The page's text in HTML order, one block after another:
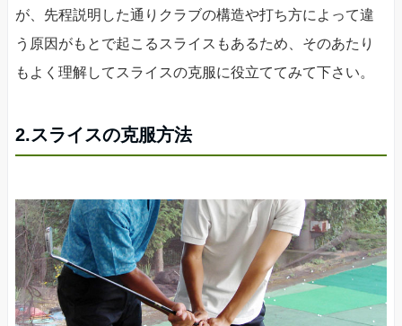
が、先程説明した通りクラブの構造や打ち方によって違
う原因がもとで起こるスライスもあるため、そのあたり
もよく理解してスライスの克服に役立ててみて下さい。
2.スライスの克服方法